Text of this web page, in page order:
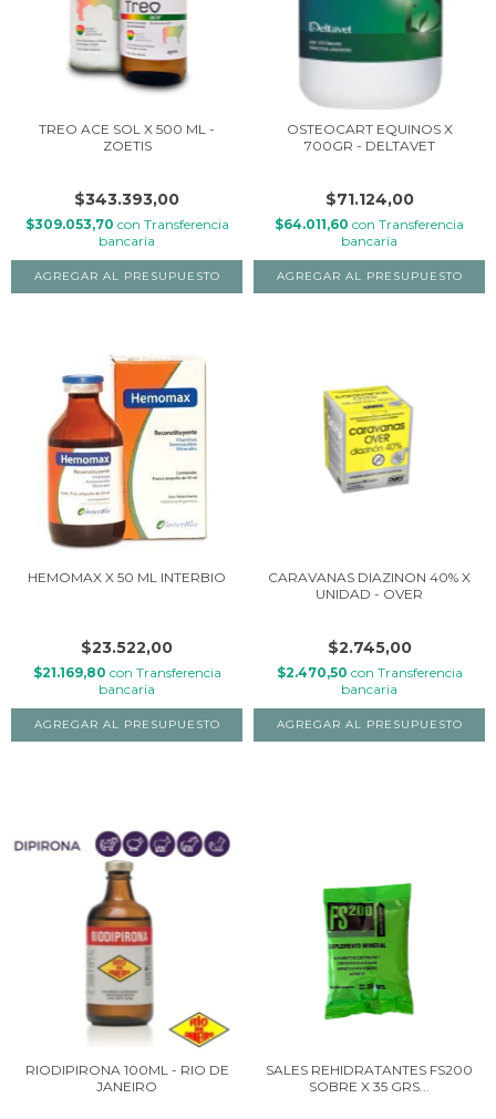
TREO ACE SOL X 500 ML -
ZOETIS
$343.393,00
$309.053,70 con Transferencia
bancaria
OSTEOCART EQUINOS X
700GR - DELTAVET
$71.124,00
$64.011,60 con Transferencia
bancaria
HEMOMAX X 50 ML INTERBIO
$23.522,00
$21.169,80 con Transferencia
bancaria
CARAVANAS DIAZINON 40% X
UNIDAD - OVER
$2.745,00
$2.470,50 con Transferencia
bancaria
RIODIPIRONA 100ML - RIO DE
JANEIRO
SALES REHIDRATANTES FS200
SOBRE X 35 GRS...